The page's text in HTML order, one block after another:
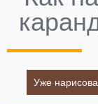
Уже